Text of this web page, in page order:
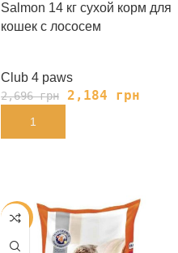
Salmon 14 кг сухой корм для
кошек с лососем
Club 4 paws
2,696грн 2,184 грн
В КОРЗИНУ
-20%